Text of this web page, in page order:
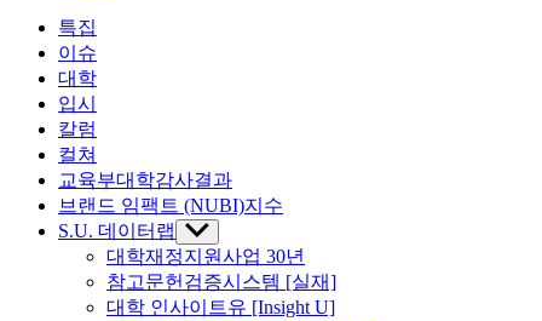
특집
이슈
대학
입시
칼럼
컬쳐
교육부대학감사결과
브랜드 임팩트 (NUBI)지수
S.U. 데이터랩
Show
sub
menu
대학재정지원사업 30년
참고문헌검증시스템 [실재]
대학 인사이트유 [Insight U]